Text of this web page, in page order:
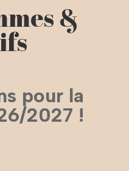
&
pour la
2027 !